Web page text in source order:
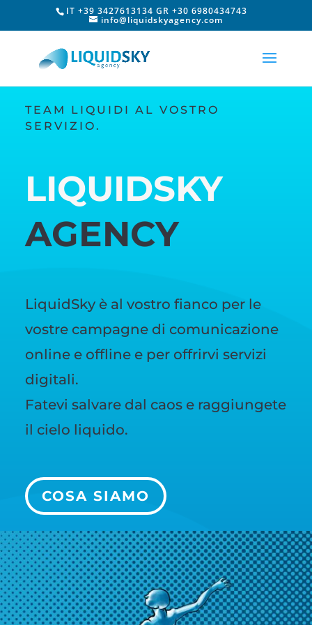
IT +39 3427613134 GR +30 6980434743
info@liquidskyagency.com
TEAM LIQUIDI AL VOSTRO
SERVIZIO.
LIQUIDSKY
AGENCY
LiquidSky è al vostro fianco per le
vostre campagne di comunicazione
online e offline e per offrirvi servizi
digitali.
Fatevi salvare dal caos e raggiungete
il cielo liquido.
COSA SIAMO